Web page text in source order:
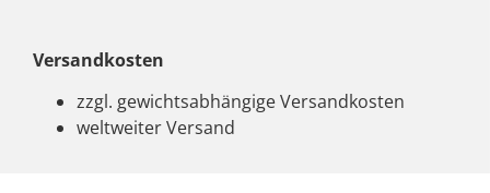
Versandkosten
zzgl. gewichtsabhängige Versandkosten
weltweiter Versand